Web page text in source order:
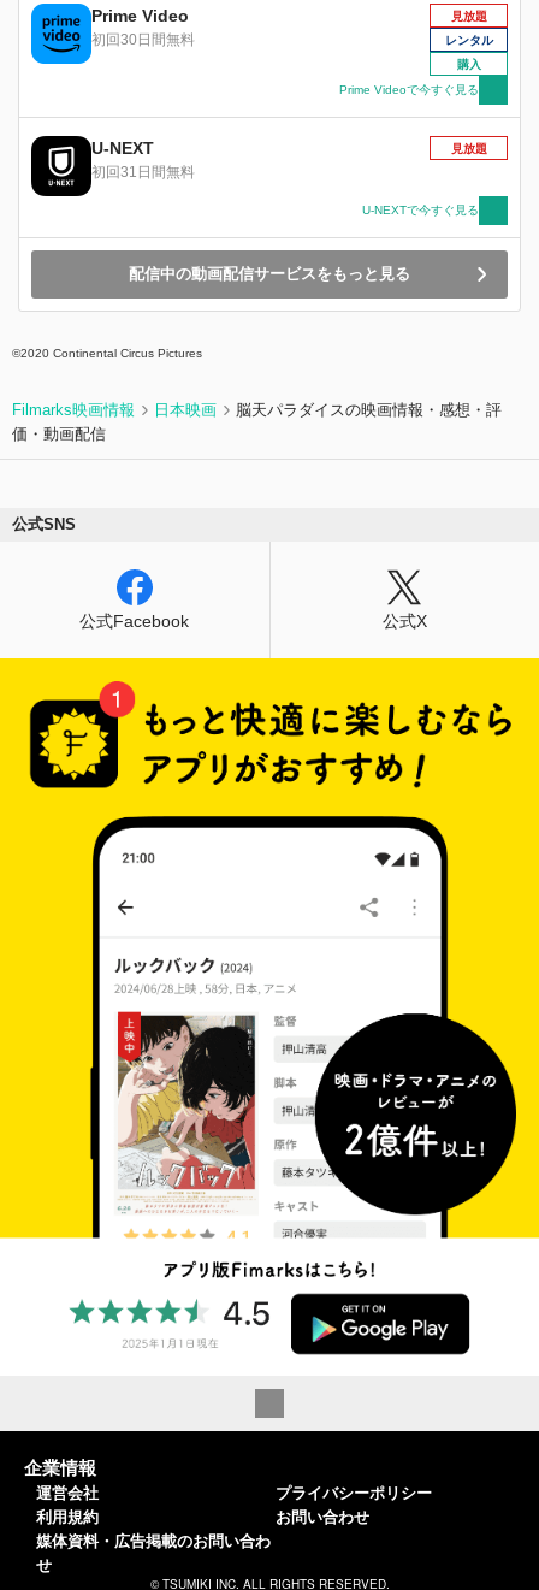
オを書き上げていく実紗。しかし、同行していた
制作会社の社長が殺されてしまう。殺した相手
は、なんとあの呪われた芸者だった！！！段々と
シナリオ通りに芸者が動くことを知った実紗は、
日頃の恨みをシナリオのなかで晴らし始めるのだ
Prime Video
初回30日間無料
見放題
レンタル
購入
Prime Videoで今すぐ見る
U-NEXT
初回31日間無料
見放題
U-NEXTで今すぐ見る
配信中の動画配信サービスをもっと見る
©︎2020 Continental Circus Pictures
Filmarks映画情報 日本映画
脳天パラダイスの映画情報・感想・評
価・動画配信
公式SNS
公式Facebook 公式X
企業情報
運営会社
利用規約
媒体資料・広告掲載のお問い合わ
せ
プライバシーポリシー
お問い合わせ
© TSUMIKI INC. ALL RIGHTS RESERVED.